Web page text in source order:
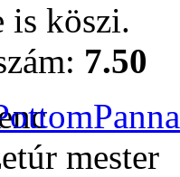
is köszi.
7.50
mester